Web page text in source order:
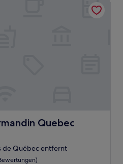
Quebec
Quebec
de Québec entfernt